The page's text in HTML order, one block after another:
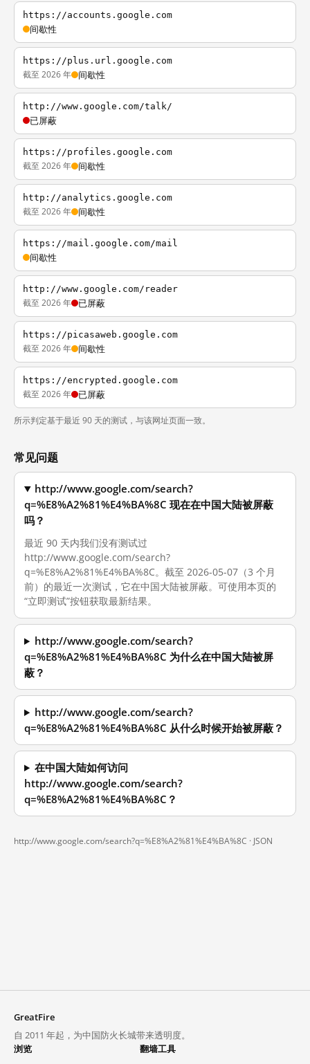
https://accounts.google.com
间歇性
https://plus.url.google.com
截至 2026 年 间歇性
http://www.google.com/talk/
已屏蔽
https://profiles.google.com
截至 2026 年 间歇性
http://analytics.google.com
截至 2026 年 间歇性
https://mail.google.com/mail
间歇性
http://www.google.com/reader
截至 2026 年 已屏蔽
https://picasaweb.google.com
截至 2026 年 间歇性
https://encrypted.google.com
截至 2026 年 已屏蔽
所示判定基于最近 90 天的测试，与该网址页面一致。
常见问题
http://www.google.com/search?
q=%E8%A2%81%E4%BA%8C 现在在中国大陆被屏蔽
吗？
最近 90 天内我们没有测试过
http://www.google.com/search?
q=%E8%A2%81%E4%BA%8C。截至 2026-05-07（3 个月
前）的最近一次测试，它在中国大陆被屏蔽。可使用本页的
“立即测试”按钮获取最新结果。
http://www.google.com/search?
q=%E8%A2%81%E4%BA%8C 为什么在中国大陆被屏
蔽？
http://www.google.com/search?
q=%E8%A2%81%E4%BA%8C 从什么时候开始被屏蔽？
在中国大陆如何访问
http://www.google.com/search?
q=%E8%A2%81%E4%BA%8C？
http://www.google.com/search?q=%E8%A2%81%E4%BA%8C · JSON
GreatFire
自 2011 年起，为中国防火长城带来透明度。
浏览
翻墙工具